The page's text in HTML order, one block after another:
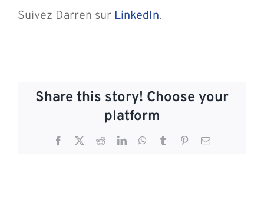
Suivez Darren sur LinkedIn.
Share this story! Choose your
platform
Facebook RedditLinkedInWhatsApp
Tumblr PinterestEmail